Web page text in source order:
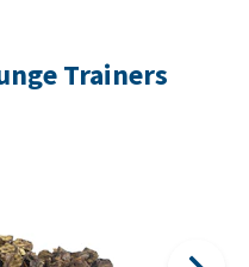
Trainers